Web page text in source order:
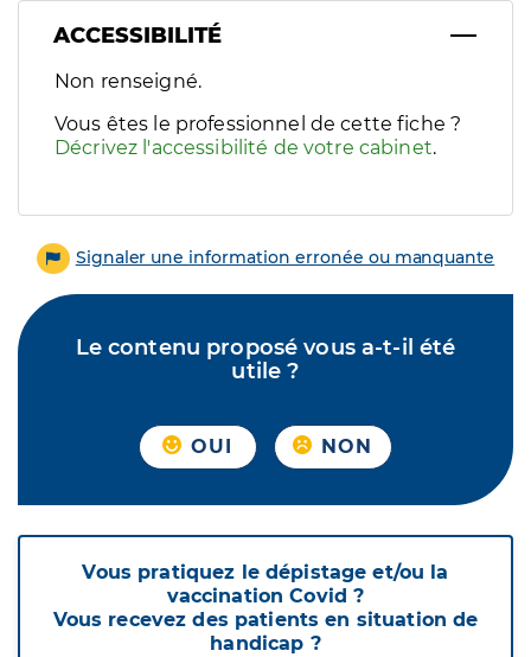
ACCESSIBILITÉ
Filtres
Sélectionnez un ou plusieurs handicaps/besoins
Non renseigné.
Vous êtes le professionnel de cette fiche ?
Décrivez l'accessibilité de votre cabinet.
Signaler une information erronée ou manquante
Le contenu proposé vous a-t-il été
utile ?
OUI NON
Vous pratiquez le dépistage et/ou la
vaccination Covid ?
Vous recevez des patients en situation de
handicap ?